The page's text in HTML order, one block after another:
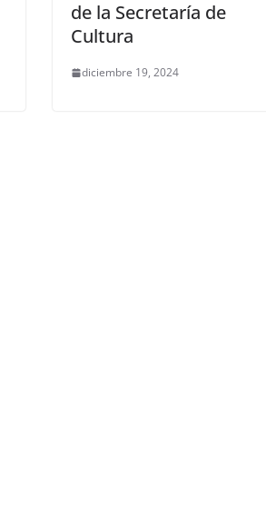
de la Secretaría de
Cultura
diciembre 19, 2024